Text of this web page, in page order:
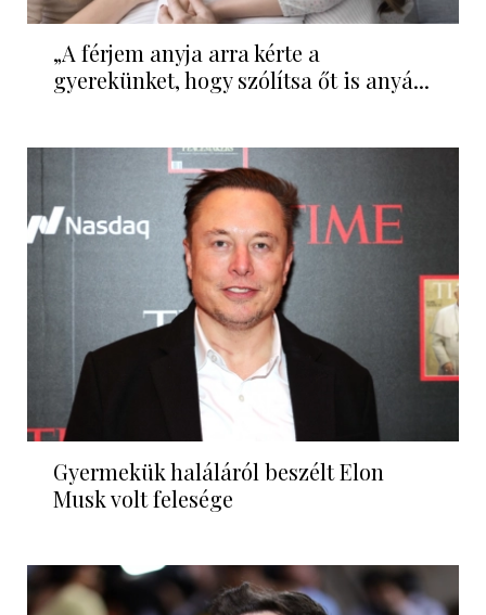
„A férjem anyja arra kérte a
gyerekünket, hogy szólítsa őt is anyá...
Gyermekük haláláról beszélt Elon
Musk volt felesége